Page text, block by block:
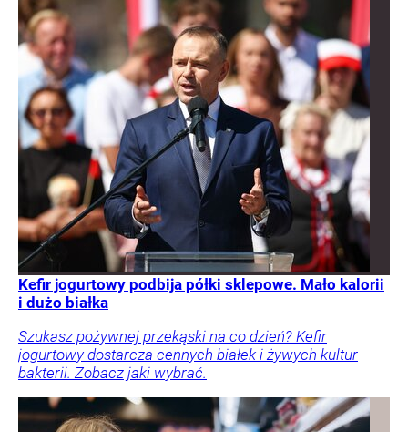
Kefir jogurtowy podbija półki sklepowe. Mało kalorii
i dużo białka
Szukasz pożywnej przekąski na co dzień? Kefir
jogurtowy dostarcza cennych białek i żywych kultur
bakterii. Zobacz jaki wybrać.